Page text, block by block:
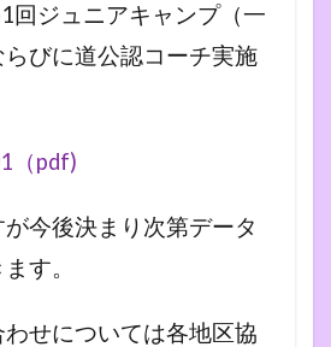
回ジュニアキャンプ（一
びに道公認コーチ実施
（pdf)
今後決まり次第データ
す。
せについては各地区協